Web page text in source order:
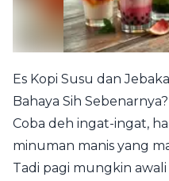
Es Kopi Susu dan
Bahaya Sih Sebenarnya?
Coba deh ingat-ingat,
minuman manis yang
Tadi pagi mungkin